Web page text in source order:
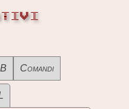
Comandi